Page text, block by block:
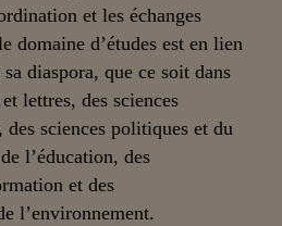
et les échanges
domaine d’études est en lien
diaspora, que ce soit dans
lettres, des sciences
des sciences politiques et du
l’éducation, des
et des
l’environnement.